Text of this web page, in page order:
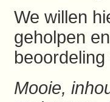
We willen
geholpen
Mooie,